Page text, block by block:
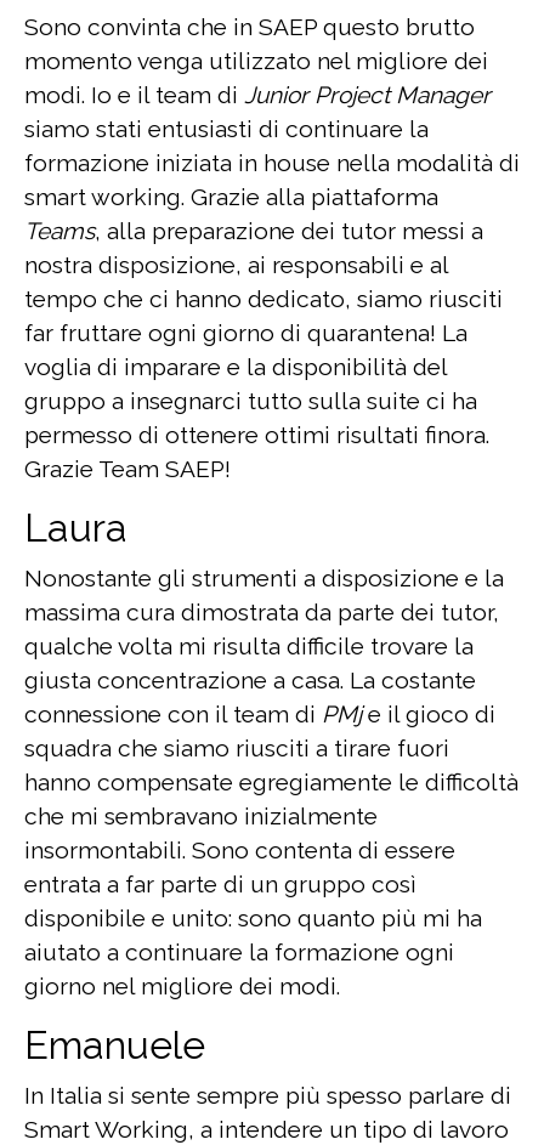
Sono convinta che in SAEP questo brutto
momento venga utilizzato nel migliore dei
modi. Io e il team di Junior Project Manager
siamo stati entusiasti di continuare la
formazione iniziata in house nella modalità di
smart working. Grazie alla piattaforma
Teams, alla preparazione dei tutor messi a
nostra disposizione, ai responsabili e al
tempo che ci hanno dedicato, siamo riusciti
far fruttare ogni giorno di quarantena! La
voglia di imparare e la disponibilità del
gruppo a insegnarci tutto sulla suite ci ha
permesso di ottenere ottimi risultati finora.
Grazie Team SAEP!
Laura
Nonostante gli strumenti a disposizione e la
massima cura dimostrata da parte dei tutor,
qualche volta mi risulta difficile trovare la
giusta concentrazione a casa. La costante
connessione con il team di PMje il gioco di
squadra che siamo riusciti a tirare fuori
hanno compensate egregiamente le difficoltà
che mi sembravano inizialmente
insormontabili. Sono contenta di essere
entrata a far parte di un gruppo così
disponibile e unito: sono quanto più mi ha
aiutato a continuare la formazione ogni
giorno nel migliore dei modi.
Emanuele
In Italia si sente sempre più spesso parlare di
Smart Working, a intendere un tipo di lavoro